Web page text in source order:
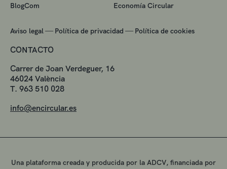
BlogCom
Economía Circular
Aviso legal — Política de privacidad — Política de cookies
CONTACTO
Carrer de Joan Verdeguer, 16
46024 València
T. 963 510 028
info@encircular.es
Una plataforma creada y producida por la ADCV, financiada por